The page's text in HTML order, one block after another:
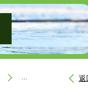
2026年度当年董事返